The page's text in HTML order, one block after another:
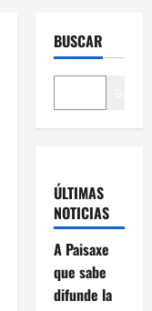
BUSCAR
ÚLTIMAS
NOTICIAS
A Paisaxe
que sabe
difunde la